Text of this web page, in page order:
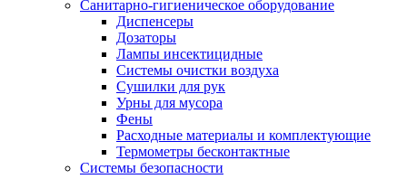
Санитарно-гигиеническое оборудование
Диспенсеры
Дозаторы
Лампы инсектицидные
Системы очистки воздуха
Сушилки для рук
Урны для мусора
Фены
Расходные материалы и комплектующие
Термометры бесконтактные
Системы безопасности